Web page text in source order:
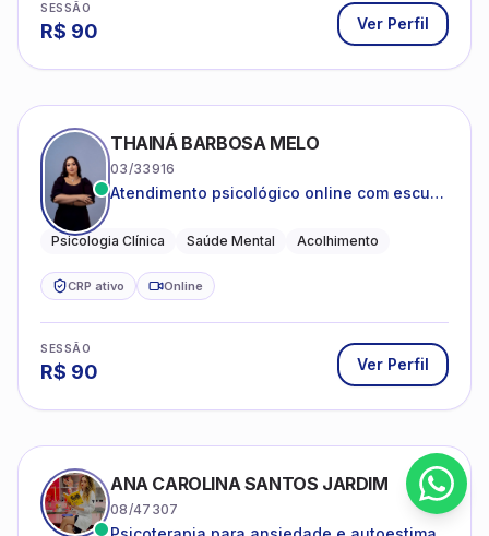
SESSÃO
R$ 90 Ver Perfil
THAINÁ BARBOSA MELO
03/33916
Atendimento psicológico online com escuta
emocional
Psicologia Clínica Saúde Mental Acolhimento
CRP ativo Online
SESSÃO
R$ 90 Ver Perfil
ANA CAROLINA SANTOS JARDIM
08/47307